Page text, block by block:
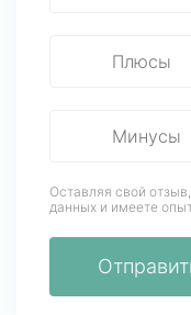
Оставляя свой
данных и имеете